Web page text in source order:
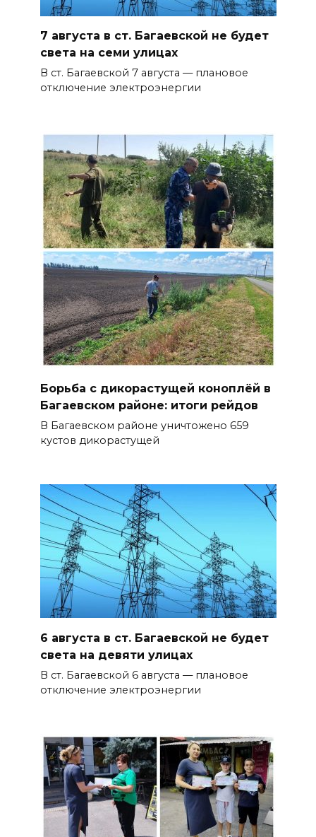
7 августа в ст. Багаевской не будет
света на семи улицах
В ст. Багаевской 7 августа — плановое
отключение электроэнергии
Борьба с дикорастущей коноплёй в
Багаевском районе: итоги рейдов
В Багаевском районе уничтожено 659
кустов дикорастущей
6 августа в ст. Багаевской не будет
света на девяти улицах
В ст. Багаевской 6 августа — плановое
отключение электроэнергии